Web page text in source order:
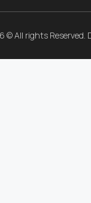
All rights Reserved.